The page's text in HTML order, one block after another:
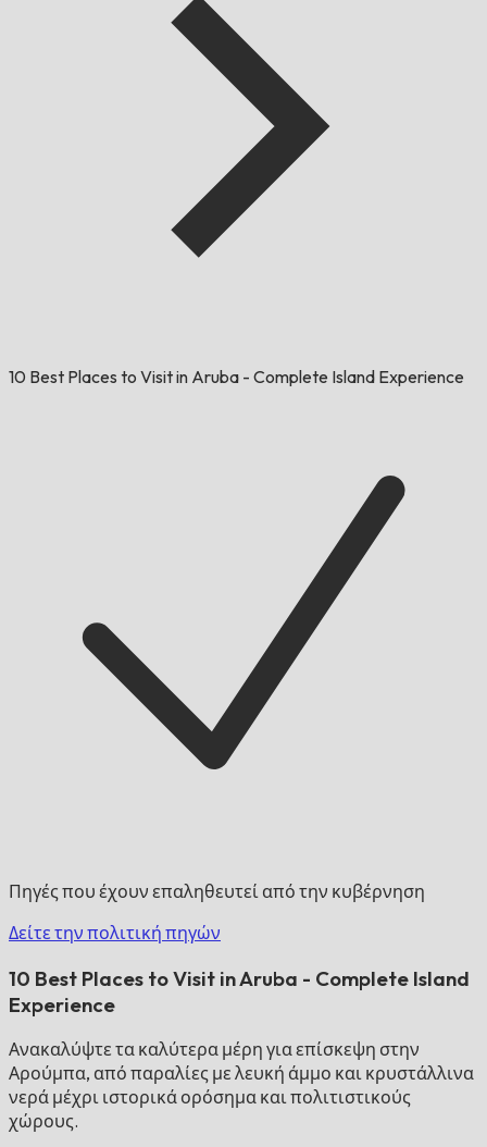
10 Best Places to Visit in Aruba - Complete Island Experience
Πηγές που έχουν επαληθευτεί από την κυβέρνηση
Δείτε την πολιτική πηγών
10 Best Places to Visit in Aruba - Complete Island
Experience
Ανακαλύψτε τα καλύτερα μέρη για επίσκεψη στην
Αρούμπα, από παραλίες με λευκή άμμο και κρυστάλλινα
νερά μέχρι ιστορικά ορόσημα και πολιτιστικούς
χώρους.